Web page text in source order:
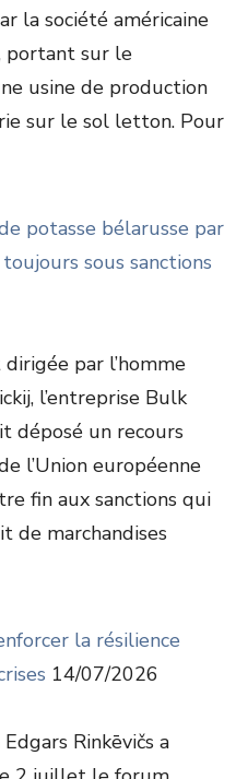
la société américaine
portant sur le
usine de production
sur le sol letton. Pour
potasse bélarusse par
sous sanctions
par l’homme
l’entreprise Bulk
déposé un recours
l’Union européenne
fin aux sanctions qui
de marchandises
la résilience
14/07/2026
Rinkēvičs a